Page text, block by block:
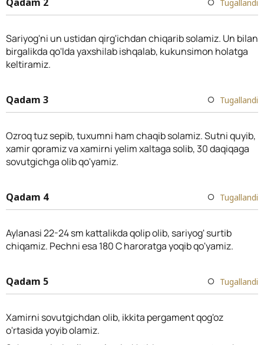
Tugallandi
Sariyog'ni un ustidan qirg'ichdan chiqarib solamiz. Un bilan
birgalikda qo'lda yaxshilab ishqalab, kukunsimon holatga
keltiramiz.
Qadam 3 Tugallandi
Ozroq tuz sepib, tuxumni ham chaqib solamiz. Sutni quyib,
xamir qoramiz va xamirni yelim xaltaga solib, 30 daqiqaga
sovutgichga olib qo'yamiz.
Qadam 4 Tugallandi
Aylanasi 22-24 sm kattalikda qolip olib, sariyog' surtib
chiqamiz. Pechni esa 180 C haroratga yoqib qo'yamiz.
Qadam 5 Tugallandi
Xamirni sovutgichdan olib, ikkita pergament qog'oz
o'rtasida yoyib olamiz.